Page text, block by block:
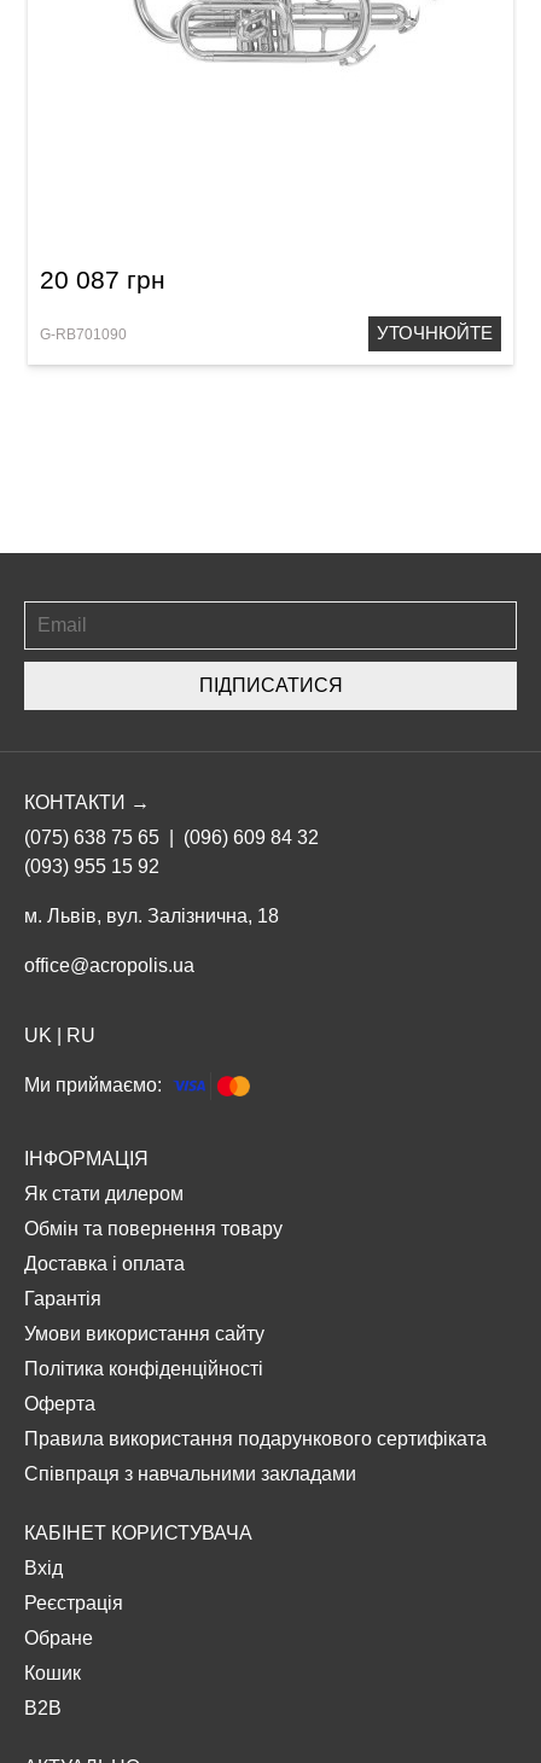
20 087 грн
G-RB701090 УТОЧНЮЙТЕ
ПІДПИСАТИСЯ
КОНТАКТИ →
(075) 638 75 65
(096) 609 84 32
(093) 955 15 92
м. Львів, вул. Залізнична, 18
office@acropolis.ua
UK RU
Ми приймаємо:
ІНФОРМАЦІЯ
Як стати дилером
Обмін та повернення товару
Доставка і оплата
Гарантія
Умови використання сайту
Політика конфіденційності
Оферта
Правила використання подарункового сертифіката
Співпраця з навчальними закладами
КАБІНЕТ КОРИСТУВАЧА
Вхід
Реєстрація
Обране
Кошик
B2B